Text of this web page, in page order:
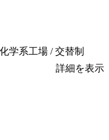
学系工場 / 交替制
詳細を表示